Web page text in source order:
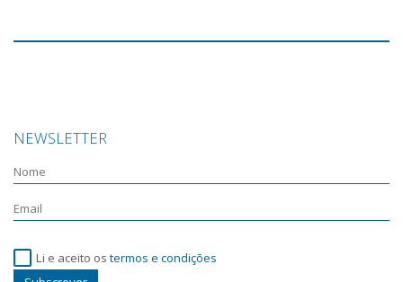
NEWSLETTER
Li e aceito os termos e condições